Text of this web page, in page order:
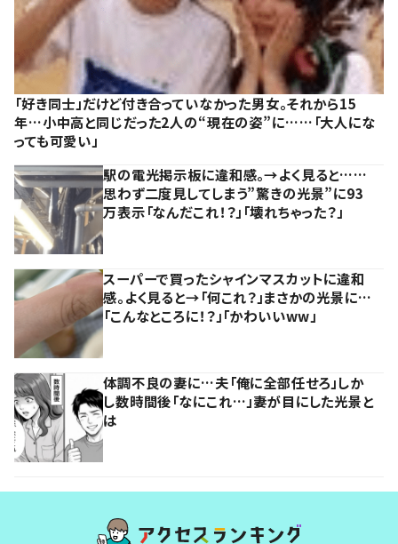
「好き同士」だけど付き合っていなかった男女。それから15
年…小中高と同じだった2人の“現在の姿”に……「大人にな
っても可愛い」
駅の電光掲示板に違和感。→よく見ると……
思わず二度見してしまう”驚きの光景”に93
万表示「なんだこれ！？」「壊れちゃった？」
スーパーで買ったシャインマスカットに違和
感。よく見ると→「何これ？」まさかの光景に…
「こんなところに！？」「かわいいww」
体調不良の妻に…夫「俺に全部任せろ」しか
し数時間後「なにこれ…」妻が目にした光景と
は